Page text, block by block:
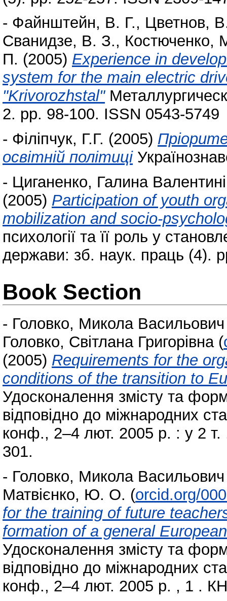
- Файнштейн, В. Г., Цветнов,
Сванидзе, В. З., Костюченко,
П. (2005) Experience in
system for the main electric
"Krivorozhstal"
2. pp. 98-100. ISSN 0543-5749
- Філіпчук, Г.Г. (2005)
освітній політиці
- Циганенко, Галина
(2005) Participation of youth
mobilization and socio-
психології та її роль у
держави: зб. наук. праць (4).
Book Section
- Головко, Микола Васильович
Головко, Світлана Григорівна (
(2005) Requirements for the
conditions of the transition to
Удосконалення змісту та
відповідно до міжнародних
конф., 2–4 лют. 2005 р. : у 2
301.
- Головко, Микола Васильович
Матвієнко, Ю. О. (orcid.org/
for the training of future
formation of a general
Удосконалення змісту та
відповідно до міжнародних
конф., 2–4 лют. 2005 р. , 1 .